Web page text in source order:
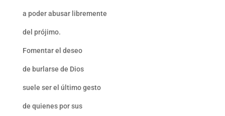
a poder abusar libremente
del prójimo.
Fomentar el deseo
de burlarse de Dios
suele ser el último gesto
de quienes por sus